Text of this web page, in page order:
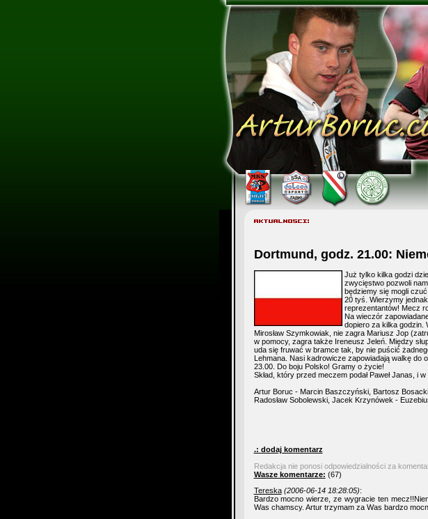
Dortmund, godz. 21.00:
Już tylko kilka godzi
zwycięstwo pozwoli
będziemy się mogli
20 tyś. Wierzymy
reprezentantów! Mecz
Na wieczór
dopiero za kilka godzin.
Mirosław Szymkowiak, nie zagra Mariusz Jop
w pomocy, zagra także Ireneusz Jeleń. Między
uda się fruwać w bramce tak, by nie puścić
Lehmana. Nasi kadrowicze zapowiadają walkę do
23.00. Do boju Polsko! Gramy o życie!
Skład, który przed meczem podał Paweł Janas, i
Artur Boruc - Marcin Baszczyński, Bartosz
Radosław Sobolewski, Jacek Krzynówek -
.: dodaj komentarz
Redakcja nie ponosi odpowiedzialności za
Wasze komentarze: (67)
Tereska (2006-06-14 18:28:05):
Bardzo mocno wierze, ze wygracie ten
Was chamscy. Artur trzymam za Was bardzo